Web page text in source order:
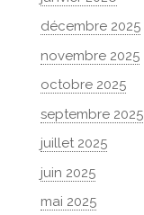
décembre 2025
novembre 2025
octobre 2025
septembre 2025
juillet 2025
juin 2025
mai 2025